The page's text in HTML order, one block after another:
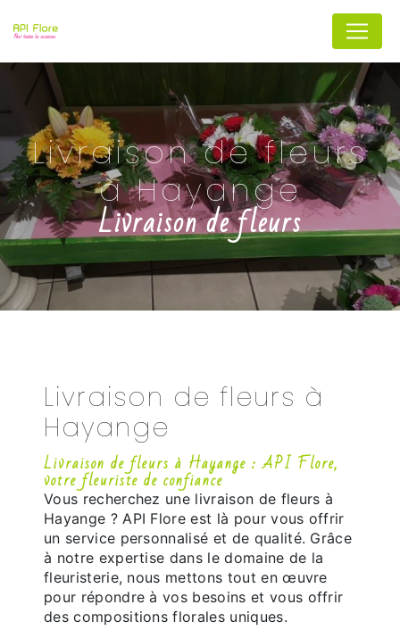
Livraison de fleurs
à Hayange
Livraison de fleurs
Livraison de fleurs à
Hayange
Livraison de fleurs à Hayange : API Flore,
votre fleuriste de confiance
Vous recherchez une livraison de fleurs à
Hayange ? API Flore est là pour vous offrir
un service personnalisé et de qualité. Grâce
à notre expertise dans le domaine de la
fleuristerie, nous mettons tout en œuvre
pour répondre à vos besoins et vous offrir
des compositions florales uniques.